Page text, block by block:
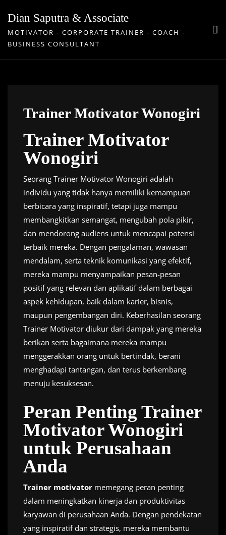
content
Dian Saputra & Associate
MOTIVATOR - CORPORATE TRAINER - COACH -
BUSINESS CONSULTANT
Trainer Motivator Wonogiri
Trainer Motivator
Wonogiri
Seorang Trainer Motivator Wonogiri adalah
individu yang tidak hanya memiliki kemampuan
berbicara yang inspiratif, tetapi juga mampu
membangkitkan semangat, mengubah pola pikir,
dan mendorong audiens untuk mencapai potensi
terbaik mereka. Dengan pengalaman, wawasan
mendalam, serta teknik komunikasi yang efektif,
mereka mampu menyampaikan pesan-pesan
positif yang relevan dan aplikatif dalam berbagai
aspek kehidupan, baik dalam karier, bisnis,
maupun pengembangan diri. Keberhasilan seorang
Trainer Motivator diukur dari dampak yang mereka
berikan serta bagaimana mereka mampu
menggerakkan orang untuk bertindak, berani
menghadapi tantangan, dan terus berkembang
menuju kesuksesan.
Peran Penting Trainer
Motivator Wonogiri
untuk Perusahaan
Anda
Trainer motivator memegang peran penting
dalam meningkatkan kinerja dan produktivitas
karyawan di perusahaan Anda. Dengan pendekatan
yang inspiratif dan strategis, mereka membantu